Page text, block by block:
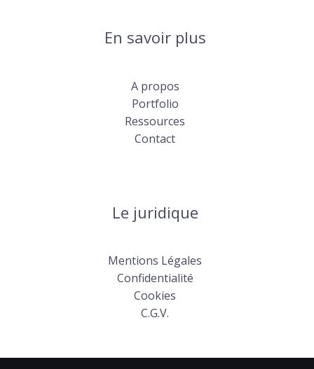
En savoir plus
A propos
Portfolio
Ressources
Contact
Le juridique
Mentions Légales
Confidentialité
Cookies
C.G.V.